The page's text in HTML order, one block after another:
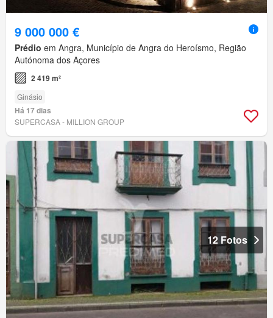
9 000 000 €
Prédio em Angra, Município de Angra do Heroísmo, Região
Autónoma dos Açores
2 419 m²
Ginásio
Há 17 dias
SUPERCASA - MILLION GROUP
12 Fotos